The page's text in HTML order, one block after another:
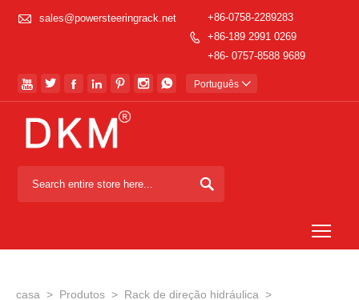
 sales@powersteeringrack.net

+86-0758-2289283
+86-189 2991 0269
+86- 0757-8588 9689
       Português 

casa > Produtos > Rack de direção hidráulica >